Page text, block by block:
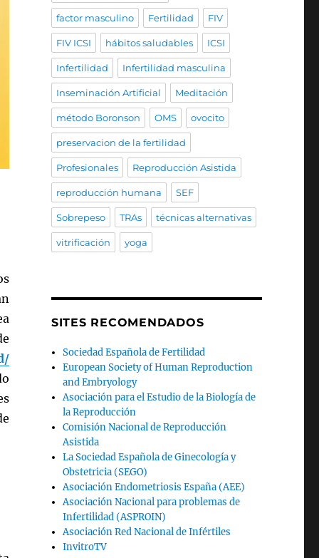
factor masculino Fertilidad FIV
FIV ICSI hábitos saludables ICSI
Infertilidad Infertilidad masculina
Inseminación Artificial Meditación
método Boronson OMS ovocito
preservacion de la fertilidad
Profesionales Reproducción Asistida
reproducción humana SEF
Sobrepeso TRAs técnicas alternativas
vitrificación yoga
SITES RECOMENDADOS
Sociedad Española de Fertilidad
European Society of Human Reproduction
and Embryology
Asociación para el Estudio de la Biología de
la Reproducción
Comisión Nacional de Reproducción
Asistida
La Sociedad Española de Ginecología y
Obstetricia (SEGO)
Asociación Endometriosis España (AEE)
Asociación Nacional para problemas de
Infertilidad (ASPROIN)
Asociación Red Nacional de Infértiles
InvitroTV